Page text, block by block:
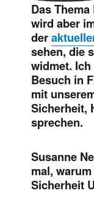
Das
wird aber
der
sehen, die
widmet.
Besuch in
mit
Sicherheit,
sprechen.
Susanne
mal,
Sicherheit